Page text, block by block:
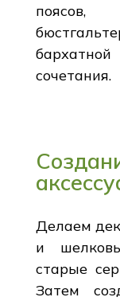
поясов,
сочетания.
Делаем
и
старые
Затем